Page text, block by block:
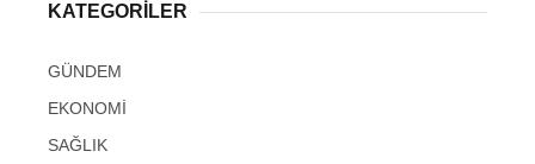
KATEGORİLER
GÜNDEM
EKONOMİ
SAĞLIK